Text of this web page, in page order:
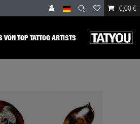
0,00 €
TOP TATTOO ARTISTS